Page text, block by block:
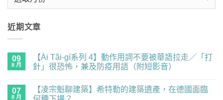
近期文章
09
8 月
【Ài Tâi-gí系列 4】動作用詞不要被華語拉走／「打
針」很恐怖，兼及防疫用語（附短影音）
Tâi-
gí
言
07
8 月
【凌宗魁聊建築】希特勒的建築遺產，在德國面臨